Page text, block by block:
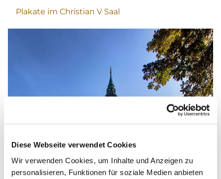
Diese Webseite verwendet Cookies
Wir verwenden Cookies, um Inhalte und Anzeigen zu
personalisieren, Funktionen für soziale Medien anbieten
Plakate im Christian V Saal